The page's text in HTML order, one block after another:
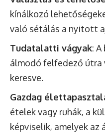
kínálkozó
való sétálás a nyitott
Tudatalatti vágyak:
álmodó felfedező
keresve.
Gazdag
ételek vagy ruhák, a
képviselik, amelyek az